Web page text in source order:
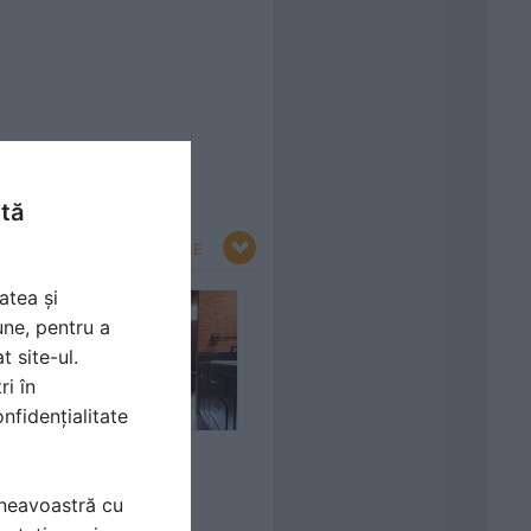
RESTRANGE
și
pentru a
site-ul.
în
cu